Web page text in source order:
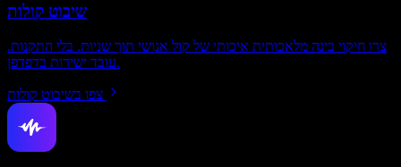
שיבוט קולות
צרו חיקוי בינה מלאכותית איכותי של קול אנושי תוך שניות. בלי התקנות.
עובד ישירות בדפדפן.
צפו בשיבוט קולות